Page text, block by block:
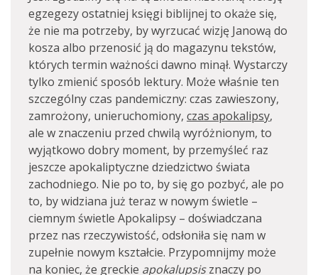
egzegezy ostatniej księgi biblijnej to okaże się,
że nie ma potrzeby, by wyrzucać wizję Janową do
kosza albo przenosić ją do magazynu tekstów,
których termin ważności dawno minął. Wystarczy
tylko zmienić sposób lektury. Może właśnie ten
szczególny czas pandemiczny: czas zawieszony,
zamrożony, unieruchomiony, czas apokalipsy,
ale w znaczeniu przed chwilą wyróżnionym, to
wyjątkowo dobry moment, by przemyśleć raz
jeszcze apokaliptyczne dziedzictwo świata
zachodniego. Nie po to, by się go pozbyć, ale po
to, by widziana już teraz w nowym świetle –
ciemnym świetle Apokalipsy – doświadczana
przez nas rzeczywistość, odsłoniła się nam w
zupełnie nowym kształcie. Przypomnijmy może
na koniec, że greckie apokalupsisznaczy po